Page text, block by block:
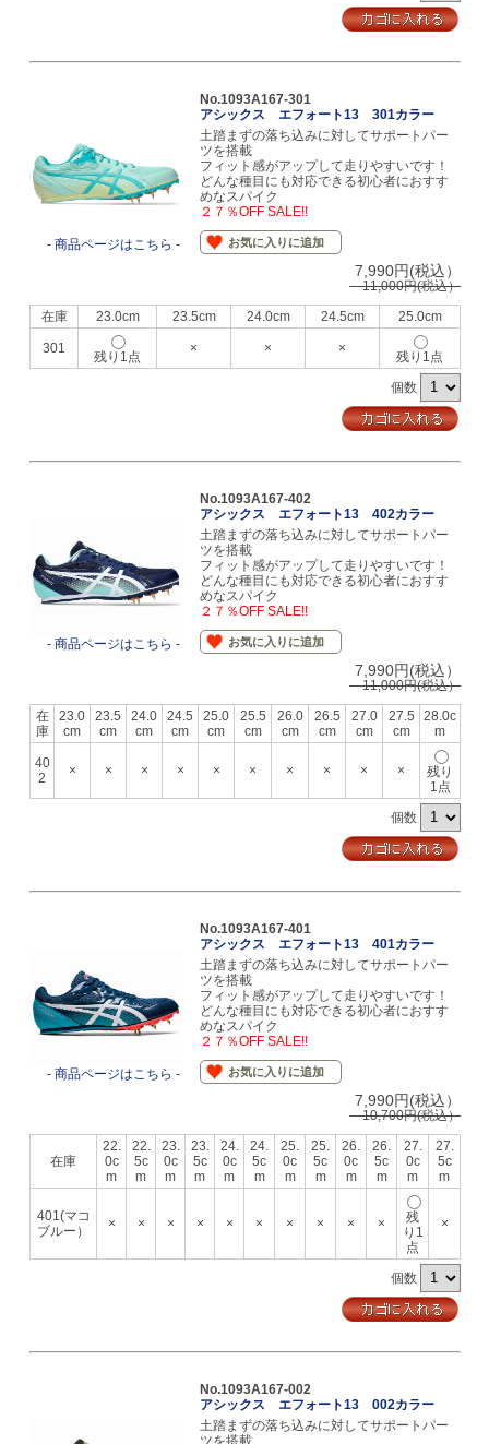
- 商品ページはこちら -
No.1093A167-301
アシックス エフォート13 301カラー
土踏まずの落ち込みに対してサポートパー
ツを搭載
フィット感がアップして走りやすいです！
どんな種目にも対応できる初心者におすす
めなスパイク
２７％OFF SALE!!
お気に入りに追加
7,990円(税込）
11,000円(税込）
在庫
23.0cm 23.5cm 24.0cm 24.5cm 25.0cm
301
残り1点
× × ×
残り1点
個数
- 商品ページはこちら -
No.1093A167-402
アシックス エフォート13 402カラー
土踏まずの落ち込みに対してサポートパー
ツを搭載
フィット感がアップして走りやすいです！
どんな種目にも対応できる初心者におすす
めなスパイク
２７％OFF SALE!!
お気に入りに追加
7,990円(税込）
11,000円(税込）
在
庫
23.0
cm
23.5
cm
24.0
cm
24.5
cm
25.0
cm
25.5
cm
26.0
cm
26.5
cm
27.0
cm
27.5
cm
28.0c
m
40
2
× × × × × × × × × ×
残り
1点
個数
- 商品ページはこちら -
No.1093A167-401
アシックス エフォート13 401カラー
土踏まずの落ち込みに対してサポートパー
ツを搭載
フィット感がアップして走りやすいです！
どんな種目にも対応できる初心者におすす
めなスパイク
２７％OFF SALE!!
お気に入りに追加
7,990円(税込）
10,700円(税込）
在庫
22.
0c
m
22.
5c
m
23.
0c
m
23.
5c
m
24.
0c
m
24.
5c
m
25.
0c
m
25.
5c
m
26.
0c
m
26.
5c
m
27.
0c
m
27.
5c
m
401(マコ
ブルー）
× × × × × × × × × ×
残
り1
点
×
個数
No.1093A167-002
アシックス エフォート13 002カラー
土踏まずの落ち込みに対してサポートパー
ツを搭載